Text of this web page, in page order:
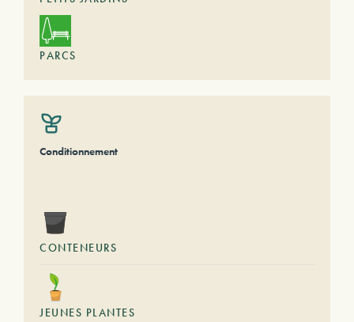
PARCS
Conditionnement
CONTENEURS
JEUNES PLANTES